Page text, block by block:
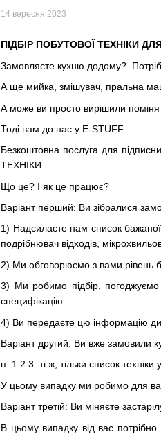
14 вересня 2023
ПІДБІР ПОБУТОВОЇ ТЕХНІКИ
Замовляєте кухню додому?
А ще мийка, змішувач, пральна
А може ви просто вирішили
Тоді вам до нас у E-STUFF.
Безкоштовна послуга для
ТЕХНІКИ
Що це? І як це працює?
Варіант перший: Ви зібралися
1) Надсилаєте нам список
подрібнювач відходів,
2) Ми обговорюємо з вами рівень
3) Ми робимо підбір,
специфікацію.
4) Ви передаєте цю інформацію
Варіант другий: Ви вже замовили
п. 1.2.3. ті ж, тільки список
У цьому випадку ми робимо для
Варіант третій: Ви міняєте
В цьому випадку від вас